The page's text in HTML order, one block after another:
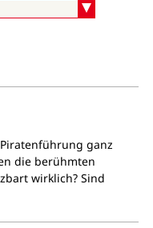
ganz
die berühmten
wirklich? Sind